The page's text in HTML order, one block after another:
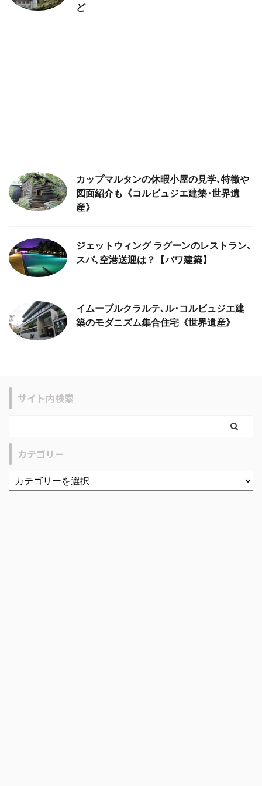
ど
カップマルタンの休暇小屋の見学､特徴や
図面紹介も《コルビュジエ建築･世界遺
産》
ジェットウィング ラグーンのレストラン､
スパ､空港送迎は？【バワ建築】
イムーブルクラルテ､ル･コルビュジエ建
築のモダニズム集合住宅《世界遺産》
サイト内検索
カテゴリー